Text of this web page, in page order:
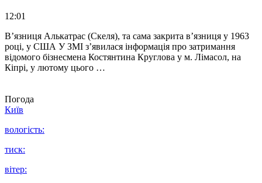
12:01
В’язниця Алькатрас (Скеля), та сама закрита в’язниця у 1963
році, у США У ЗМІ з’явилася інформація про затримання
відомого бізнесмена Костянтина Круглова у м. Лімасол, на
Кіпрі, у лютому цього …
Погода
Київ
вологість:
тиск:
вітер: